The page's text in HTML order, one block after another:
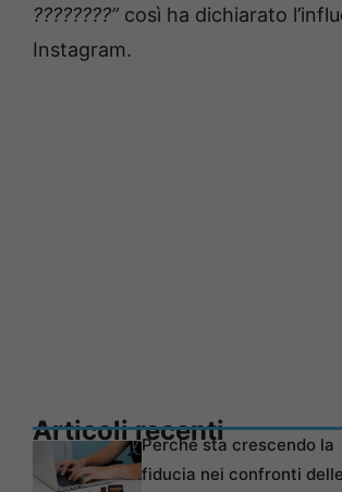
????????” così ha dichiarato
Instagram.
Articoli recentiPerché sta crescendo la
fiducia nei confronti delle